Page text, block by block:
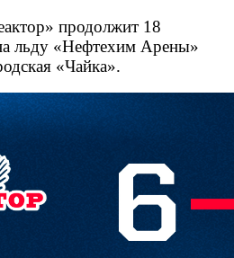
продолжит 18
льду «Нефтехим Арены»
«Чайка».